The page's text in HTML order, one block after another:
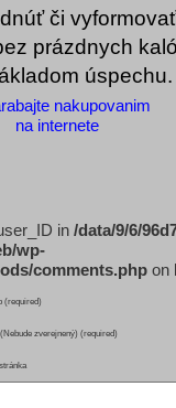
či
prázdnych
úspechu.
in /data/9/6/
wp-
comments.php on
(required)
zverejnený) (required)